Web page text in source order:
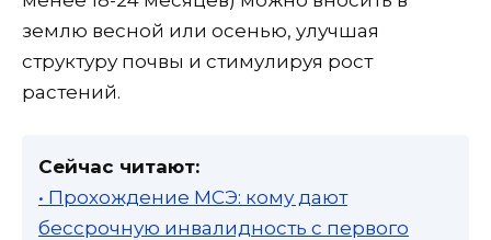
землю весной или осенью, улучшая
структуру почвы и стимулируя рост
растений.
Сейчас читают:
• Прохождение МСЭ: кому дают
бессрочную инвалидность с первого